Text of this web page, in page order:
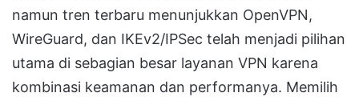
namun tren terbaru menunjukkan OpenVPN,
WireGuard, dan IKEv2/IPSec telah menjadi pilihan
utama di sebagian besar layanan VPN karena
kombinasi keamanan dan performanya. Memilih